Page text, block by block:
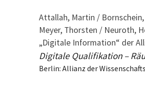
Attallah, Martin /
Meyer, Thorsten / Neuroth,
„Digitale Information“ der
Digitale Qualifikation –
Berlin: Allianz der